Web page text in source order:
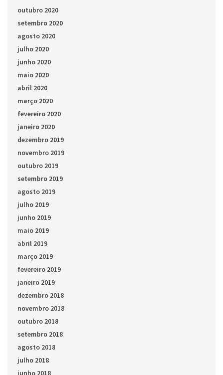
outubro 2020
setembro 2020
agosto 2020
julho 2020
junho 2020
maio 2020
abril 2020
março 2020
fevereiro 2020
janeiro 2020
dezembro 2019
novembro 2019
outubro 2019
setembro 2019
agosto 2019
julho 2019
junho 2019
maio 2019
abril 2019
março 2019
fevereiro 2019
janeiro 2019
dezembro 2018
novembro 2018
outubro 2018
setembro 2018
agosto 2018
julho 2018